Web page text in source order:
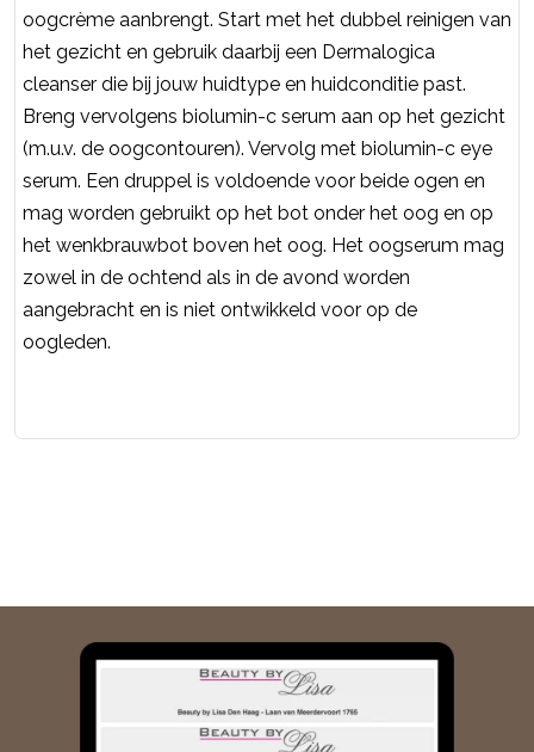
oogcrème aanbrengt. Start met het dubbel reinigen van
het gezicht en gebruik daarbij een Dermalogica
cleanser die bij jouw huidtype en huidconditie past.
Breng vervolgens biolumin-c serum aan op het gezicht
(m.u.v. de oogcontouren). Vervolg met biolumin-c eye
serum. Een druppel is voldoende voor beide ogen en
mag worden gebruikt op het bot onder het oog en op
het wenkbrauwbot boven het oog. Het oogserum mag
zowel in de ochtend als in de avond worden
aangebracht en is niet ontwikkeld voor op de
oogleden.